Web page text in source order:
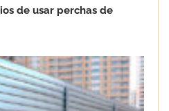
de usar perchas de